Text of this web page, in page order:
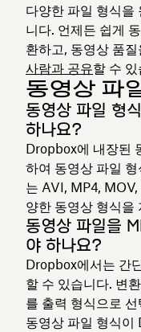
다양한 파일 형식을
니다. 언제든 쉽게
환하고, 동영상 품
사람과 공유할 수
동영상 파
동영상 파일 형
하나요?
Dropbox에 내장된
하여 동영상 파일
는 AVI, MP4,
양한 동영상 형식을
동영상 파일을
야 하나요?
Dropbox에서는 간
할 수 있습니다. 변
를 출력 형식으로
동영상 파일 형식